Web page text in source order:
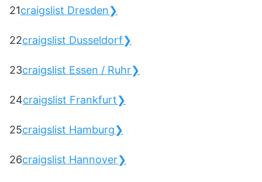
21craigslist Dresden❯
22craigslist Dusseldorf❯
23craigslist Essen / Ruhr❯
24craigslist Frankfurt❯
25craigslist Hamburg❯
26craigslist Hannover❯